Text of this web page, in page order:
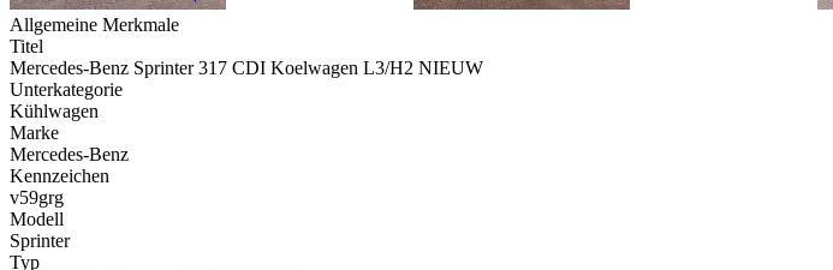
Allgemeine Merkmale
Titel
Mercedes-Benz Sprinter 317 CDI Koelwagen L3/H2 NIEUW
Unterkategorie
Kühlwagen
Marke
Mercedes-Benz
Kennzeichen
v59grg
Modell
Sprinter
Typ